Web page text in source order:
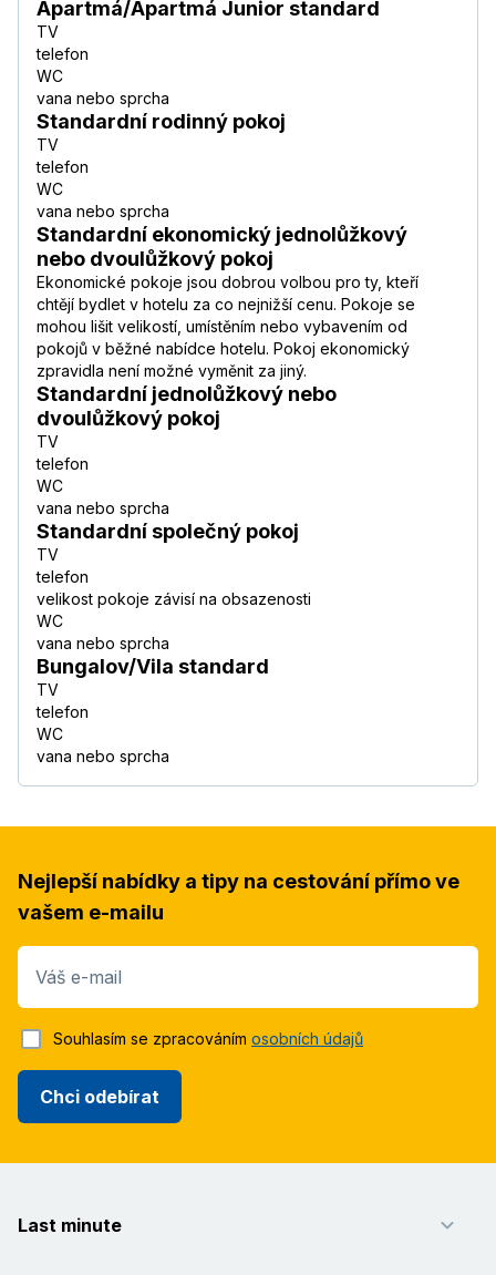
Apartmá/Apartmá Junior standard
TV
telefon
WC
vana nebo sprcha
Standardní rodinný pokoj
TV
telefon
WC
vana nebo sprcha
Standardní ekonomický jednolůžkový
nebo dvoulůžkový pokoj
Ekonomické pokoje jsou dobrou volbou pro ty, kteří
chtějí bydlet v hotelu za co nejnižší cenu. Pokoje se
mohou lišit velikostí, umístěním nebo vybavením od
pokojů v běžné nabídce hotelu. Pokoj ekonomický
zpravidla není možné vyměnit za jiný.
Standardní jednolůžkový nebo
dvoulůžkový pokoj
TV
telefon
WC
vana nebo sprcha
Standardní společný pokoj
TV
telefon
velikost pokoje závisí na obsazenosti
WC
vana nebo sprcha
Bungalov/Vila standard
TV
telefon
WC
vana nebo sprcha
Nejlepší nabídky a tipy na cestování přímo ve
vašem e-mailu
Váš e-mail
Chci odebírat
Souhlasím se zpracováním osobních údajů
Last minute